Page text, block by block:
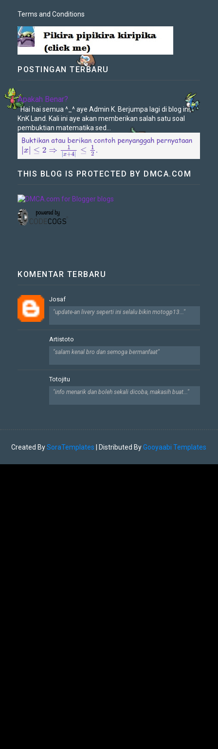
Terms and Conditions
POSTINGAN TERBARU
Apakah Benar?
Hai hai semua ^_^ aye Admin K. Berjumpa lagi di blog ini,
KnK Land. Kali ini aye akan memberikan salah satu soal
pembuktian matematika sed...
THIS BLOG IS PROTECTED BY DMCA.COM
KOMENTAR TERBARU
Josaf
"update-an livery seperti ini selalu bikin motogp13..."
Artistoto
"salam kenal bro dan semoga bermanfaat"
Totojitu
"info menarik dan boleh sekali dicoba, makasih buat..."
Created BySoraTemplates | Distributed ByGooyaabi Templates